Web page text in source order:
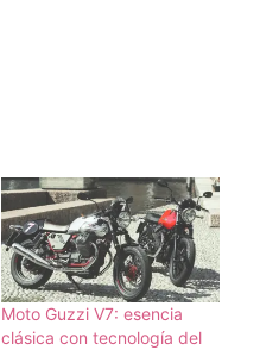
Moto Guzzi V7: esencia
clásica con tecnología del